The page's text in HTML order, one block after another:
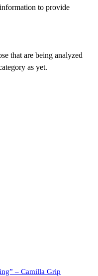
to provide
that are being analyzed
as yet.
– Camilla Grip